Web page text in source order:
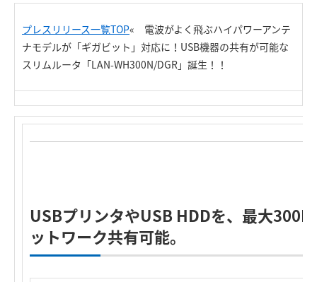
プレスリリース一覧TOP« 電波がよく飛ぶハイパワーアンテ
ナモデルが「ギガビット」対応に！USB機器の共有が可能な
スリムルータ「LAN-WH300N/DGR」誕生！！
USBプリンタやUSB HDDを、最大
ットワーク共有可能。